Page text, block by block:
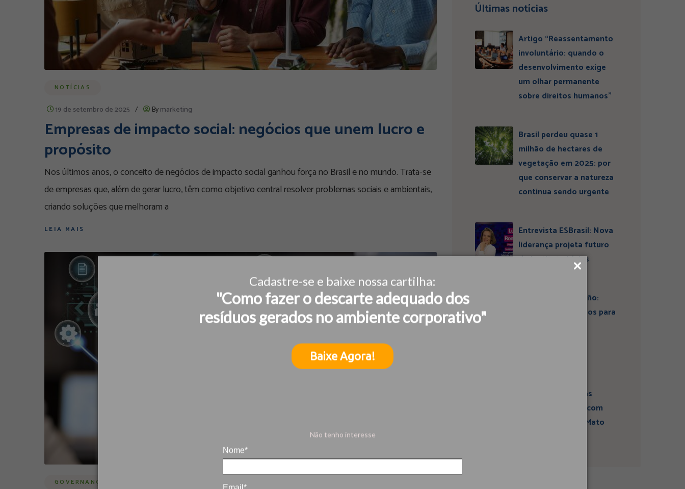
Cadastre-se e baixe nossa cartilha:
"Como fazer o descarte adequado dos
resíduos gerados no ambiente corporativo"
Baixe Agora!
Não tenho interesse
Nome*
NOTÍCIAS
19 de setembro de 2025 / Bymarketing
Empresas de impacto social: negócios que unem lucro e
propósito
Nos últimos anos, o conceito de negócios de impacto social ganhou força no Brasil e no mundo. Trata-se
de empresas que, além de gerar lucro, têm como objetivo central resolver problemas sociais e ambientais,
criando soluções que melhoram a
LEIA MAIS
GOVERNANÇA CORPORATIVA
Últimas notícias
Artigo “Reassentamento
involuntário: quando o
desenvolvimento exige
um olhar permanente
sobre direitos humanos”
Brasil perdeu quase 1
milhão de hectares de
vegetação em 2025: por
que conservar a natureza
continua sendo urgente
Entrevista ESBrasil: Nova
liderança projeta futuro
do Instituto Ideias
Artigo: Super El Niño:
estamos preparados para
atividades sísmicas
fortalece diálogo com
comunidades em Mato